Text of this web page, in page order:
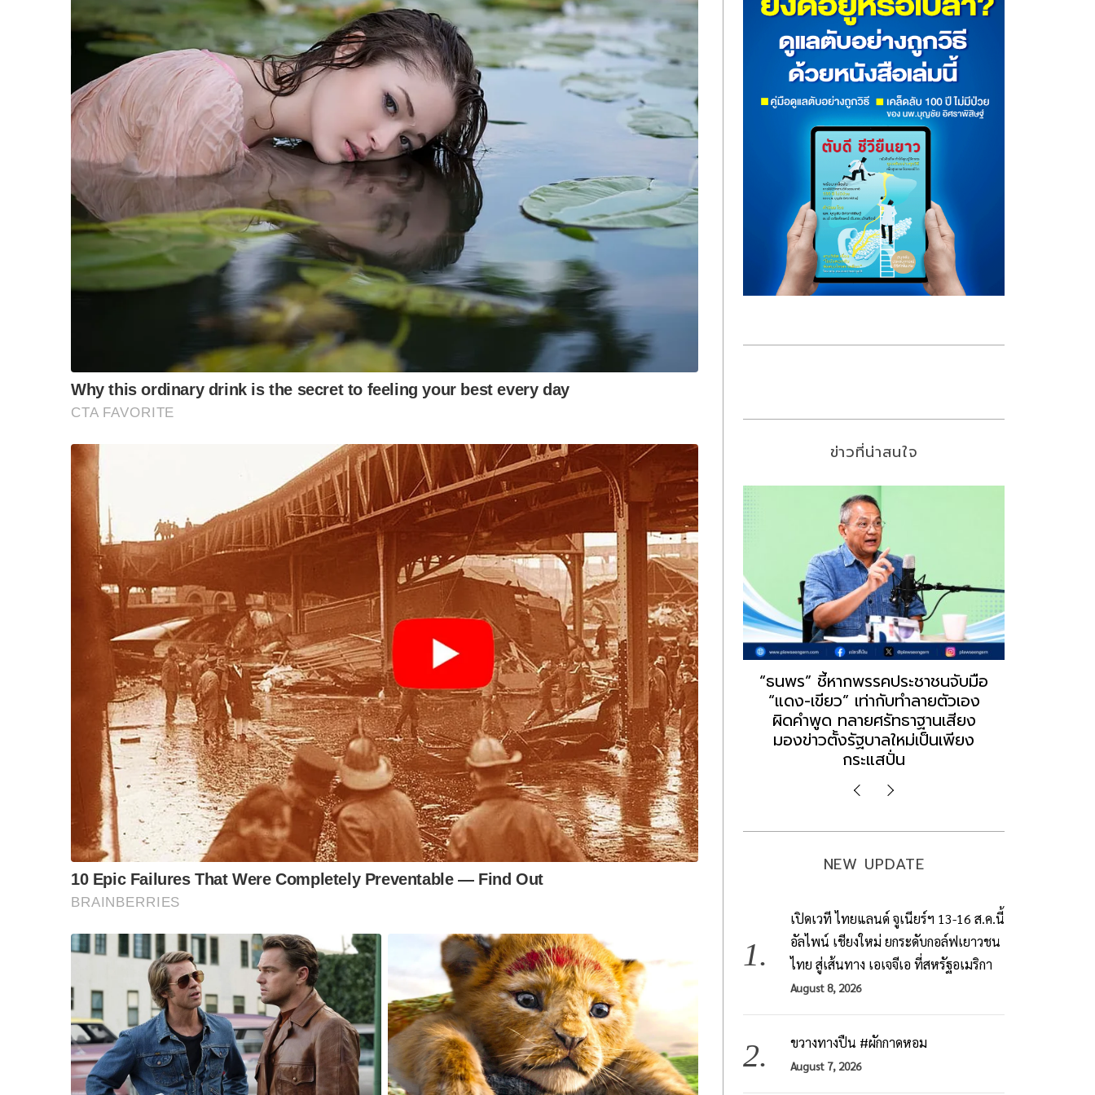
ข่าวที่น่าสนใจ
“วันวิชิต” ชี้ระบบเลือก สว. เปิดช่อง
ล็อบบี้ทุกกลุ่ม ส่วนปมฮั้วต้องมีหลัก
ฐานเส้นเงิน ล็อกโหวต กำหนดผล ชี้
ข้อสันนิษฐาน สร้างกระแส แต่ไร้
Impact ทางกฎหมาย
นักวิชาการชี้ “ส้มเปิดดีลคุยแดง-
เขียว” กระทบความชอบธรรมพรรค
ประชาชน หากร่วมรัฐบาลสวนทาง
คำขวัญ “มีเรา ไม่มีเทา”
“ธนพร” ชี้หากพรรคประชาชนจับมือ
“แดง-เขียว” เท่ากับทำลายตัวเอง
ผิดคำพูด ทลายศรัทธาฐานเสียง
มองข่าวตั้งรัฐบาลใหม่เป็นเพียง
กระแสปั่น
NEW UPDATE
เปิดเวที ไทยแลนด์ จูเนียร์ฯ 13-16 ส.ค.นี้
อัลไพน์ เชียงใหม่ ยกระดับกอล์ฟเยาวชน
ไทย สู่เส้นทาง เอเจจีเอ ที่สหรัฐอเมริกา
August 8, 2026
ขวางทางปืน #ผักกาดหอม
August 7, 2026